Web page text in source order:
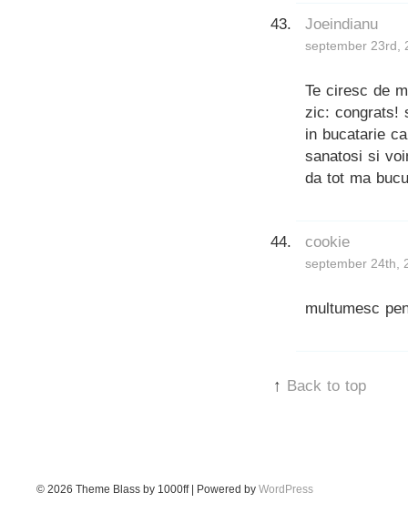
Joeindianu
september 23rd,
Te ciresc de
zic: congrats!
in bucatarie
sanatosi si
da tot ma
cookie
september 24th,
multumesc
↑ Back to top
© 2026 Theme Blass by 1000ff | Powered by WordPress